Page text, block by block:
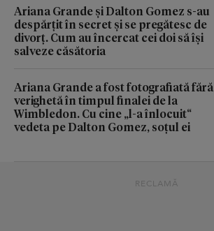
Ariana Grande și Dalton Gomez s-au
despărțit în secret și se pregătesc de
divorț. Cum au încercat cei doi să își
salveze căsătoria
Ariana Grande a fost fotografiată fără
verighetă în timpul finalei de la
Wimbledon. Cu cine „l-a înlocuit“
vedeta pe Dalton Gomez, soțul ei
RECLAMĂ